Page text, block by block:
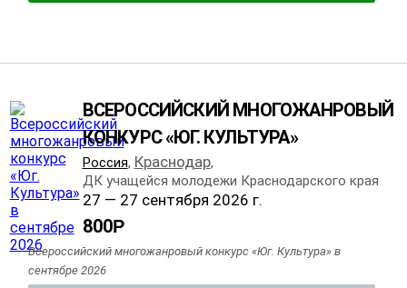
ВСЕРОССИЙСКИЙ МНОГОЖАНРОВЫЙ
КОНКУРС «ЮГ. КУЛЬТУРА»
Россия, Краснодар,
ДК учащейся молодежи Краснодарского края
27 — 27 сентября 2026 г.
800Р
Всероссийский многожанровый конкурс «Юг. Культура» в
сентябре 2026